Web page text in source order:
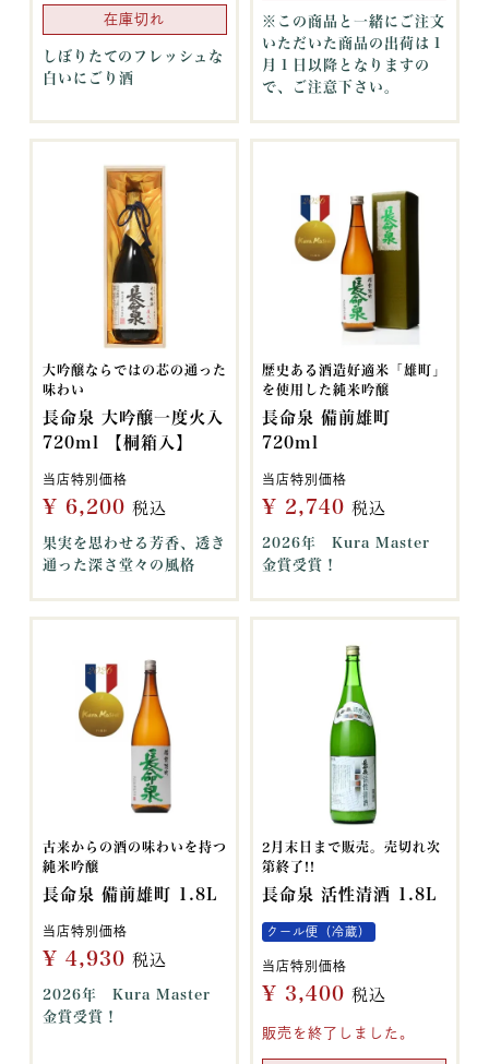
在庫切れ
しぼりたてのフレッシュな
白いにごり酒
※この商品と一緒にご注文
いただいた商品の出荷は１
月１日以降となりますの
で、ご注意下さい。
大吟醸ならではの芯の通った
味わい
長命泉 大吟醸一度火入
720ml 【桐箱入】
当店特別価格
¥ 6,200 税込
果実を思わせる芳香、透き
通った深さ堂々の風格
歴史ある酒造好適米「雄町」
を使用した純米吟醸
長命泉 備前雄町
720ml
当店特別価格
¥ 2,740 税込
2026年 Kura Master
金賞受賞！
古来からの酒の味わいを持つ
純米吟醸
長命泉 備前雄町 1.8L
当店特別価格
¥ 4,930 税込
2026年 Kura Master
金賞受賞！
2月末日まで販売。売切れ次
第終了!!
長命泉 活性清酒 1.8L
クール便（冷蔵）
当店特別価格
¥ 3,400 税込
販売を終了しました。